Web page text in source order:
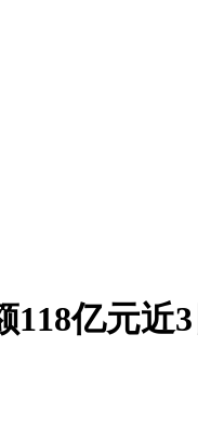
亿元近